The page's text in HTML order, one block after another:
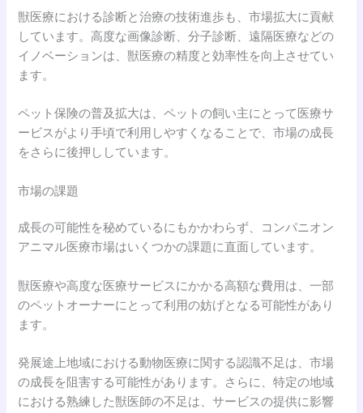
獣医療における診断と治療の技術進歩も、市場拡大に貢献
しています。高度な画像診断、分子診断、遠隔医療などの
イノベーションは、獣医療の精度と効率性を向上させてい
ます。
ペット保険の普及拡大は、ペットの飼い主にとって医療サ
ービスがより手頃で利用しやすくなることで、市場の成長
をさらに後押ししています。
市場の課題
成長の可能性を秘めているにもかかわらず、コンパニオン
アニマル医療市場はいくつかの課題に直面しています。
獣医療や高度な医療サービスにかかる高額な費用は、一部
のペットオーナーにとって利用の妨げとなる可能性があり
ます。
発展途上地域における動物医療に関する認識不足は、市場
の成長を阻害する可能性があります。さらに、特定の地域
における熟練した獣医師の不足は、サービスの提供に影響